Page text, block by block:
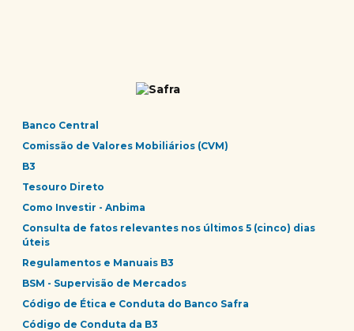
Banco Central
Comissão de Valores Mobiliários (CVM)
B3
Tesouro Direto
Como Investir - Anbima
Consulta de fatos relevantes nos últimos 5 (cinco) dias
úteis
Regulamentos e Manuais B3
BSM - Supervisão de Mercados
Código de Ética e Conduta do Banco Safra
Código de Conduta da B3